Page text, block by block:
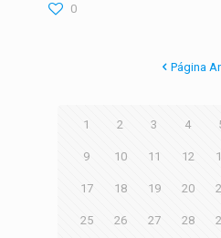
0
Página
1 2 3 4
9 10 11 12
17 18 19 20
25 26 27 28